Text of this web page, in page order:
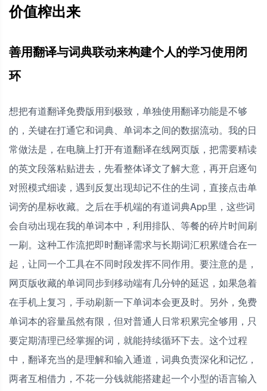
价值榨出来
善用翻译与词典联动来构建个人的学习使用闭
环
想把有道翻译免费版用到极致，单独使用翻译功能是不够
的，关键在打通它和词典、单词本之间的数据流动。我的日
常做法是，在电脑上打开有道翻译在线网页版，把需要精读
的英文段落粘贴进去，先看整体译文了解大意，再开启逐句
对照模式细读，遇到反复出现却记不住的生词，直接点击单
词旁的星标收藏。之后在手机端的有道词典App里，这些词
会自动出现在我的单词本中，利用排队、等餐的碎片时间刷
一刷。这种工作流把即时翻译需求与长期词汇积累缝合在一
起，让同一个工具在不同时段发挥不同作用。要注意的是，
网页版收藏的单词同步到移动端有几分钟的延迟，如果急着
在手机上复习，手动刷新一下单词本会更及时。另外，免费
单词本的容量虽然有限，但对普通人日常积累完全够用，只
要定期清理已经掌握的词，就能持续循环下去。这个过程
中，翻译充当的是理解和输入通道，词典负责深化和记忆，
两者互相借力，不花一分钱就能搭建起一个小型的语言输入